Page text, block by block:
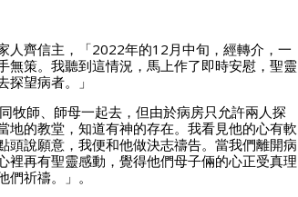
人齊信主，「2022年的12月中旬，經轉介，一
無策。我聽到這情況，馬上作了即時安慰，聖靈
望病者。」
牧師、師母一起去，但由於病房只允許兩人探
的教堂，知道有神的存在。我看見他的心有軟
說願意，我便和他做決志禱告。當我們離開病
再有聖靈感動，覺得他們母子倆的心正受真理
祈禱。」。